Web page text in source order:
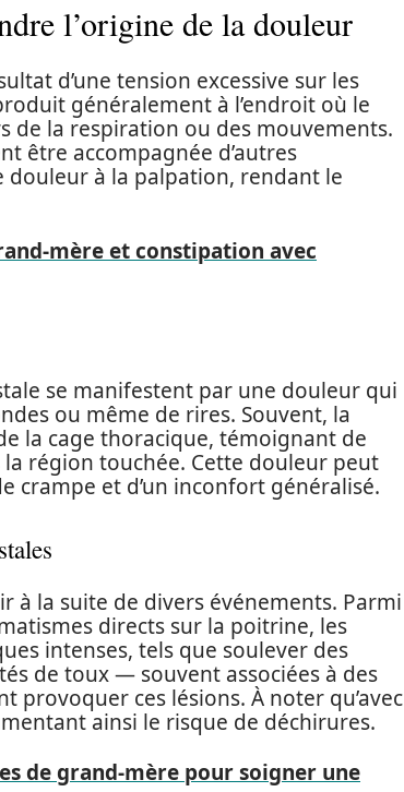
l’origine de la douleur
d’une tension excessive sur les
généralement à l’endroit où le
de la respiration ou des mouvements.
être accompagnée d’autres
douleur à la palpation, rendant le
mère et constipation avec
se manifestent par une douleur qui
ou même de rires. Souvent, la
la cage thoracique, témoignant de
région touchée. Cette douleur peut
crampe et d’un inconfort généralisé.
à la suite de divers événements. Parmi
directs sur la poitrine, les
intenses, tels que soulever des
de toux — souvent associées à des
ces lésions. À noter qu’avec
ainsi le risque de déchirures.
de grand-mère pour soigner une